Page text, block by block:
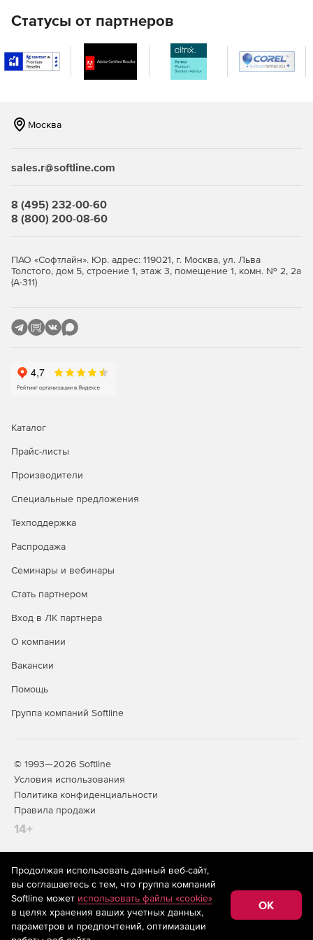
Защита съемных носителей.
При подключении съемного
запрашивается разрешение на сканирование. Это
Самозащита антивируса.
файлы антивируса защищены от несанкционированного
изменения или удаления.
производится с помощью удаленного web-интерфейса,
что в значительной степени упрощает работу системных
Статусы от партнеров
Москва
sales.r@softline.com
8 (495) 232-00-60
8 (800) 200-08-60
ПАО «Софтлайн». Юр. адрес: 119021, г. Москва, ул. Льва
Толстого, дом 5, строение 1, этаж 3, помещение 1, комн. № 2, 2а
(А-311)
Каталог
Прайс-листы
Производители
Специальные предложения
Техподдержка
Распродажа
Семинары и вебинары
Стать партнером
Вход в ЛК партнера
О компании
Вакансии
Помощь
Группа компаний Softline
© 1993—2026 Softline
Условия использования
Политика конфиденциальности
Правила продажи
14+
На информационном ресурсе store.softline.ru применяются
рекомендательные технологии(информационные технологии
предоставления информации на основе сбора,
систематизации и анализа сведений, относящихся к
предпочтениям пользователей сети «Интернет»,
находящихся на территории Российской Федерации)
Продолжая использовать данный веб-сайт,
вы соглашаетесь с тем, что группа компаний
Softline может использовать файлы «cookie»
в целях хранения ваших учетных данных,
параметров и предпочтений, оптимизации
OK